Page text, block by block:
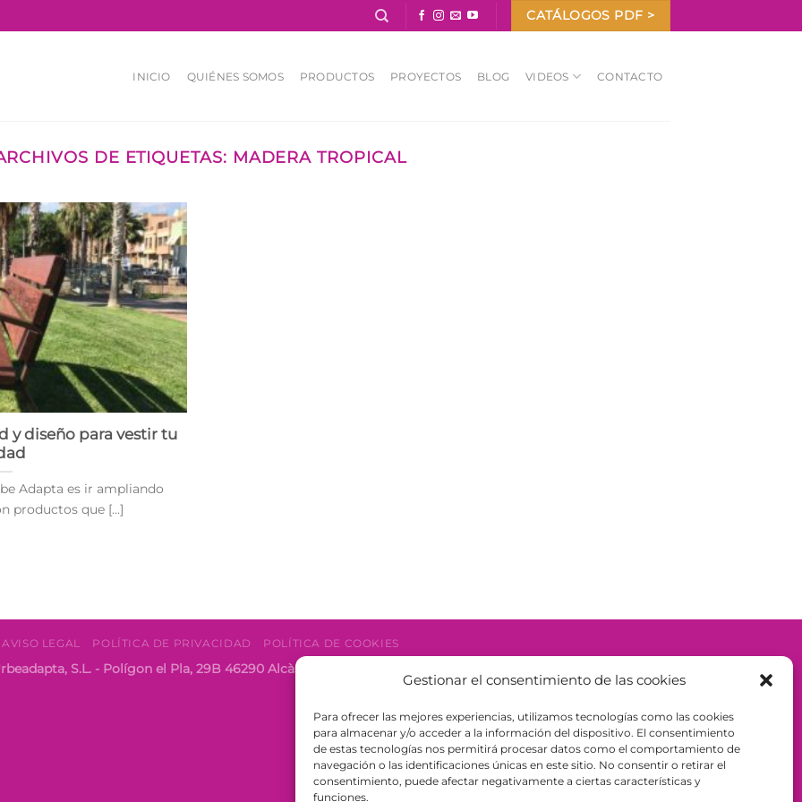
Gestionar el consentimiento de las cookies
Para ofrecer las mejores experiencias, utilizamos tecnologías como las cookies
para almacenar y/o acceder a la información del dispositivo. El consentimiento
de estas tecnologías nos permitirá procesar datos como el comportamiento de
navegación o las identificaciones únicas en este sitio. No consentir o retirar el
consentimiento, puede afectar negativamente a ciertas características y
funciones.
CATÁLOGOS PDF >
INICIO QUIÉNES SOMOS PRODUCTOS PROYECTOS BLOG VIDEOS CONTACTO
DE ETIQUETAS: MADERA TROPICAL
y diseño para vestir tu
Adapta es ir ampliando
productos que [...]
AVISO LEGAL POLÍTICA DE PRIVACIDAD POLÍTICA DE COOKIES
S.L. - Polígon el Pla, 29B 46290 Alcàsser, Valencia – ESPAÑA - B98943723